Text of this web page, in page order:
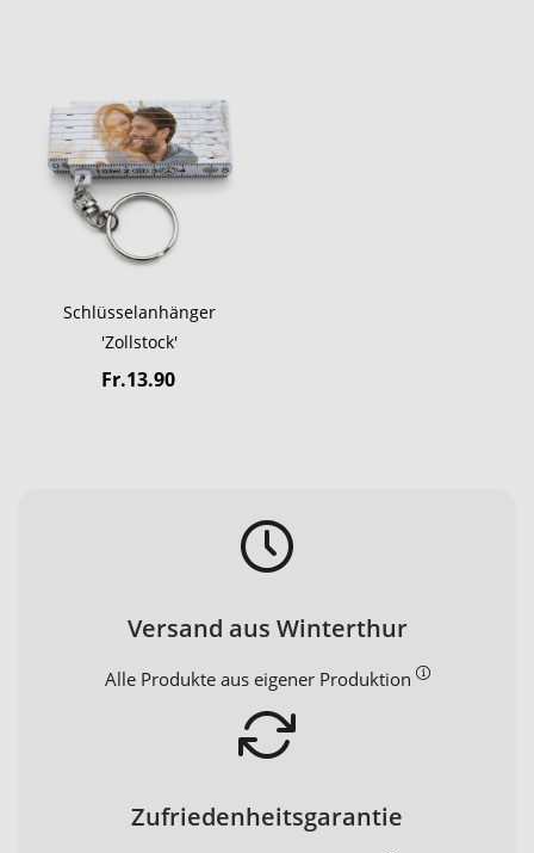
Schlüsselanhänger
'Zollstock'
Fr.13.90
Versand aus Winterthur
Alle Produkte aus eigener Produktion
Zufriedenheitsgarantie